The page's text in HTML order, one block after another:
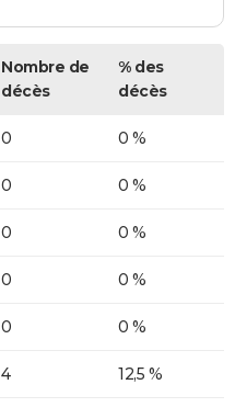
Nombre de
décès
% des
décès
0 0 %
0 0 %
0 0 %
0 0 %
0 0 %
4 12,5 %